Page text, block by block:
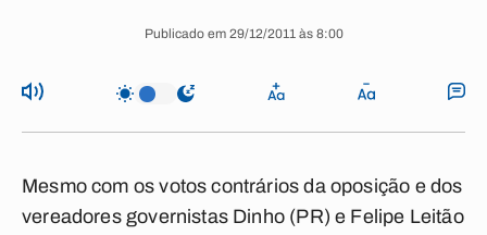
Publicado em 29/12/2011 às 8:00
Mesmo com os votos contrários da oposição e dos
vereadores governistas Dinho (PR) e Felipe Leitão